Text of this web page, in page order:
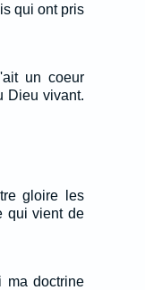
qui ont pris
un coeur
Dieu vivant.
gloire les
qui vient de
ma doctrine